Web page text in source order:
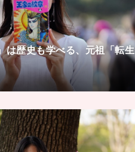
は歴史も学べる、元祖「転生